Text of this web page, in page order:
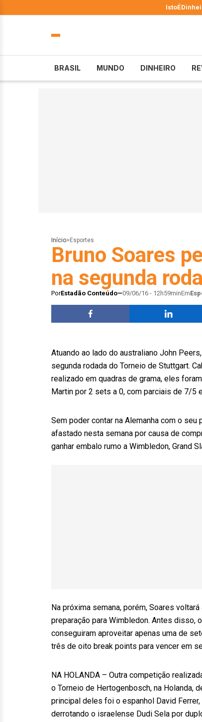
IstoÉ
BRASIL MUNDO DINHEIRO
Início> Esportes
Bruno Soares
na segunda
PorEstadão Conteúdo 09/06/16 - 12h59minEm
Atuando ao lado do australiano John
segunda rodada do Torneio de Stuttgart.
realizado em quadras de grama, eles
Martin por 2 sets a 0, com parciais de 7/5
Sem poder contar na Alemanha com o
afastado nesta semana por causa de
ganhar embalo rumo a Wimbledon, Grand
Na próxima semana, porém, Soares
preparação para Wimbledon. Antes disso,
conseguiram aproveitar apenas uma de
três de oito break points para vencer em
NA HOLANDA – Outra competição
o Torneio de Hertogenbosch, na Holanda,
principal deles foi o espanhol David
derrotando o israelense Dudi Sela por